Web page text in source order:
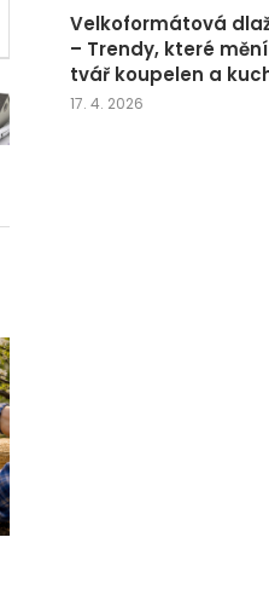
Velkoformátová
– Trendy, které mění
tvář koupelen a
17. 4. 2026